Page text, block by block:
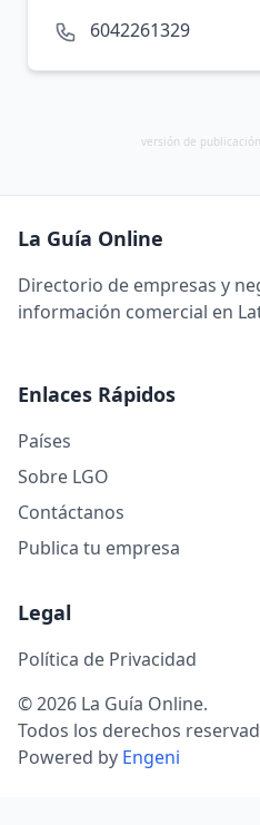
6042261329
versión de
La Guía Online
Directorio de empresas y
información comercial en
Enlaces Rápidos
Países
Sobre LGO
Contáctanos
Publica tu empresa
Legal
Política de Privacidad
© 2026 La Guía Online.
Todos los derechos
Powered by Engeni